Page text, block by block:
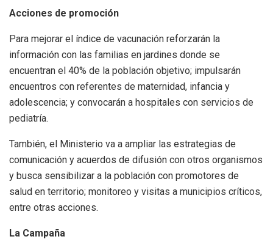
Acciones de promoción
Para mejorar el índice de vacunación reforzarán la
información con las familias en jardines donde se
encuentran el 40% de la población objetivo; impulsarán
encuentros con referentes de maternidad, infancia y
adolescencia; y convocarán a hospitales con servicios de
pediatría.
También, el Ministerio va a ampliar las estrategias de
comunicación y acuerdos de difusión con otros organismos
y busca sensibilizar a la población con promotores de
salud en territorio; monitoreo y visitas a municipios críticos,
entre otras acciones.
La Campaña